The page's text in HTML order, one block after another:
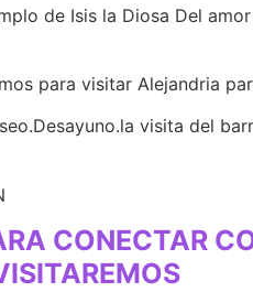
de Isis la Diosa Del
para visitar Alejandria
visita del
CONECTAR